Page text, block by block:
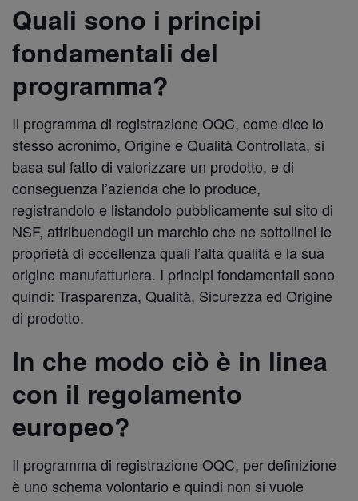
Quali sono i principi
fondamentali del
programma?
Il programma di registrazione OQC, come dice lo
stesso acronimo, Origine e Qualità Controllata, si
basa sul fatto di valorizzare un prodotto, e di
conseguenza l’azienda che lo produce,
registrandolo e listandolo pubblicamente sul sito di
NSF, attribuendogli un marchio che ne sottolinei le
proprietà di eccellenza quali l’alta qualità e la sua
origine manufatturiera. I principi fondamentali sono
quindi: Trasparenza, Qualità, Sicurezza ed Origine
di prodotto.
In che modo ciò è in linea
con il regolamento
europeo?
Il programma di registrazione OQC, per definizione
è uno schema volontario e quindi non si vuole